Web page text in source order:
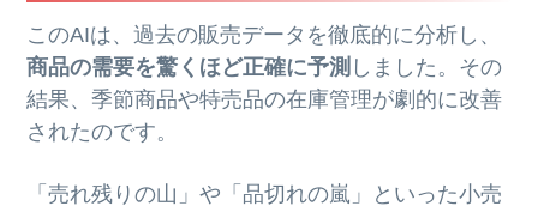
このAIは、過去の販売データを徹底的に分析し、
商品の需要を驚くほど正確に予測 しました。その
結果、季節商品や特売品の在庫管理が劇的に改善
されたのです。
「売れ残りの山」や「品切れの嵐」といった小売